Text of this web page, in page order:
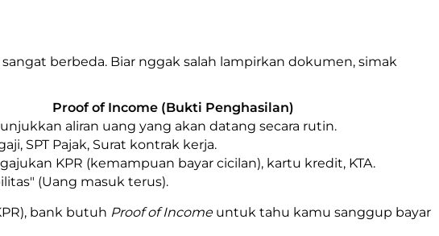
berbeda. Biar nggak salah lampirkan dokumen, simak
Proof of Income (Bukti Penghasilan)
aliran uang yang akan datang secara rutin.
SPT Pajak, Surat kontrak kerja.
KPR (kemampuan bayar cicilan), kartu kredit, KTA.
(Uang masuk terus).
bank butuh Proof of Incomeuntuk tahu kamu sanggup bayar